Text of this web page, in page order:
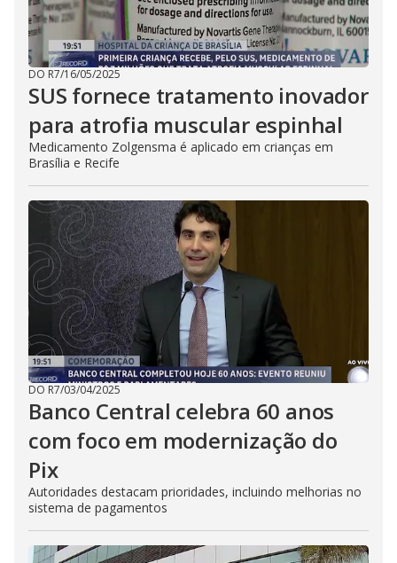
DO R7/16/05/2025
SUS fornece tratamento inovador
para atrofia muscular espinhal
Medicamento Zolgensma é aplicado em crianças em
Brasília e Recife
DO R7/03/04/2025
Banco Central celebra 60 anos
com foco em modernização do
Pix
Autoridades destacam prioridades, incluindo melhorias no
sistema de pagamentos